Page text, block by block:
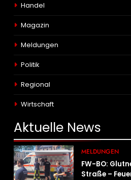
Handel
Magazin
Meldungen
Politik
Regional
Wirtschaft
Aktuelle News
MELDUNGEN
FW-BO:
Straße –